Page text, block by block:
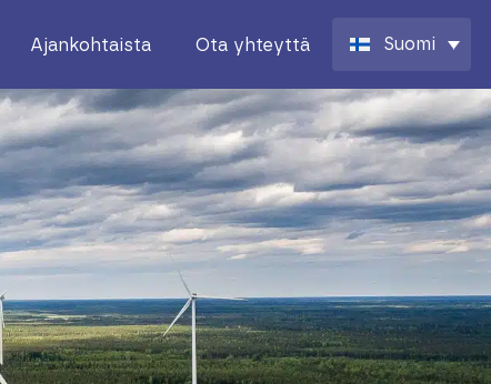
Ajankohtaista Ota yhteyttä Suomi